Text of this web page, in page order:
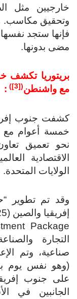
خارجيين مثل
وتحقيق مكاسب.
فإنها ستجد
مضى بدونها.
بريتوريا تكشف
مع واشنطن(
[3]
)
:
كشفت جنوب
خمسة أعوام مع
نحو تعميق
الاقتصادية
الولايات المتحدة.
وقد تم تطوير
التجارة
(وهو نفس يوم
على جنوب
الجانبين في